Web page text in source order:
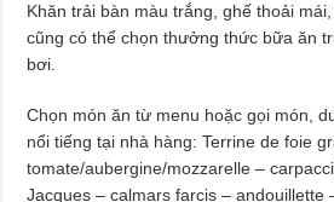
Khăn trải bàn màu trắng, ghế thoải
cũng có thể chọn thưởng thức bữa ăn
bơi.
Chọn món ăn từ menu hoặc gọi món,
nổi tiếng tại nhà hàng: Terrine de foie
tomate/aubergine/mozzarelle –
Jacques – calmars farcis – andouillette